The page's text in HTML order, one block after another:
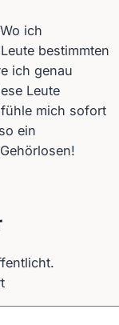
ich
bestimmten
ich genau
Leute
mich sofort
ein